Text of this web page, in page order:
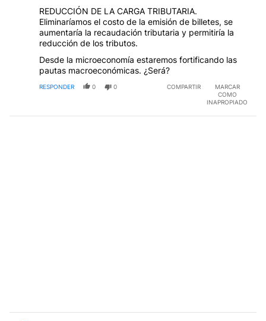
REDUCCIÓN DE LA CARGA TRIBUTARIA.
Eliminaríamos el costo de la emisión de billetes, se
aumentaría la recaudación tributaria y permitiría la
reducción de los tributos.
Desde la microeconomía estaremos fortificando las
pautas macroeconómicas. ¿Será?
RESPONDER 0 0 COMPARTIR
MARCAR
COMO
INAPROPIADO